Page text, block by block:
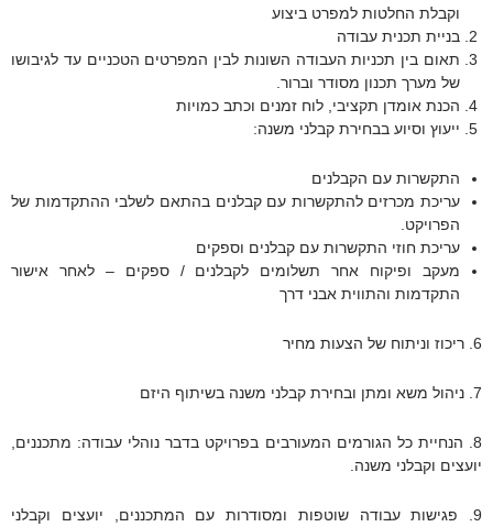
וקבלת החלטות למפרט ביצוע
בניית תכנית עבודה
תאום בין תכניות העבודה השונות לבין המפרטים הטכניים עד לגיבושו
של מערך תכנון מסודר וברור.
הכנת אומדן תקציבי, לוח זמנים וכתב כמויות
ייעוץ וסיוע בבחירת קבלני משנה:
התקשרות עם הקבלנים
עריכת מכרזים להתקשרות עם קבלנים בהתאם לשלבי ההתקדמות של
הפרויקט.
עריכת חוזי התקשרות עם קבלנים וספקים
מעקב ופיקוח אחר תשלומים לקבלנים / ספקים – לאחר אישור
התקדמות והתווית אבני דרך
6. ריכוז וניתוח של הצעות מחיר
7. ניהול משא ומתן ובחירת קבלני משנה בשיתוף היזם
8. הנחיית כל הגורמים המעורבים בפרויקט בדבר נוהלי עבודה: מתכננים,
יועצים וקבלני משנה.
9. פגישות עבודה שוטפות ומסודרות עם המתכננים, יועצים וקבלני